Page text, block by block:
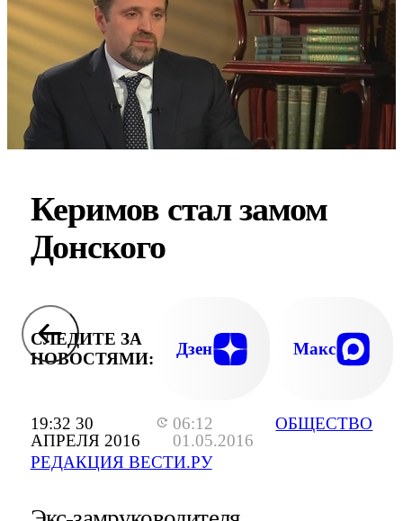
19:32 30
АПРЕЛЯ 2016
06:12
01.05.2016
РЕДАКЦИЯ ВЕСТИ.РУ
ОБЩЕСТВО
Керимов стал замом
Донского
СЛЕДИТЕ ЗА
НОВОСТЯМИ:
Дзен Макс